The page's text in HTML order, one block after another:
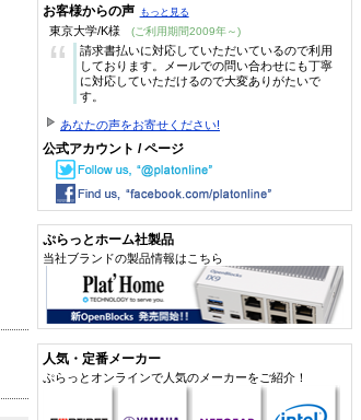
お客様からの声 もっと見る
東京大学/K様 (ご利用期間2009年～)
“
請求書払いに対応していただいているので利用
しております。メールでの問い合わせにも丁寧
に対応していただけるので大変ありがたいで
す。
あなたの声をお寄せください!
公式アカウント / ページ
ぷらっとホーム社製品
当社ブランドの製品情報はこちら
人気・定番メーカー
ぷらっとオンラインで人気のメーカーをご紹介！